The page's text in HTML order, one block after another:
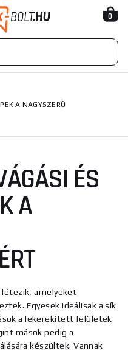
0
A NAGYSZERŰ
ÉS
A
létezik, amelyeket
Egyesek ideálisak a sík
a lekerekített felületek
mások pedig a
készültek. Vannak